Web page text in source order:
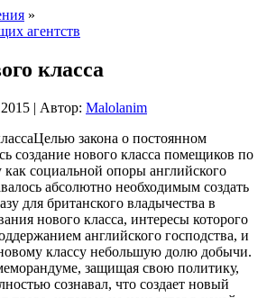
»
агентств
класса
| Автор: Malolanim
Целью закона о постоянном
создание нового класса помещиков по
как социальной опоры английского
абсолютно необходимым создать
для британского владычества в
нового класса, интересы которого
английского господства, и
классу небольшую долю добычи.
защищая свою политику,
сознавал, что создает новый